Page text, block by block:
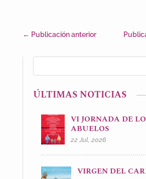
← Publicación anterior
ÚLTIMAS NOTICIAS
VI JORNADA DE
ABUELOS
22 Jul, 2026
VIRGEN DEL